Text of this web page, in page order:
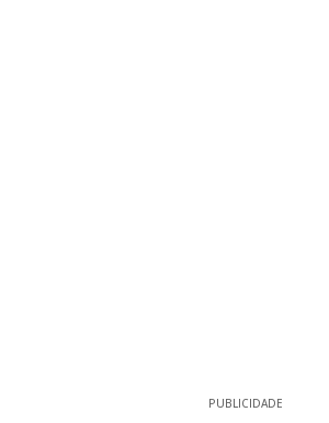
PUBLICIDADE